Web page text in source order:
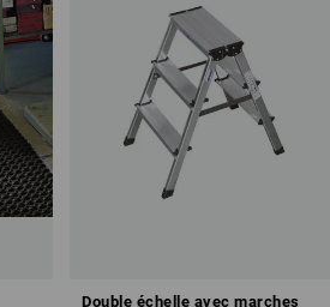
Double échelle avec marches